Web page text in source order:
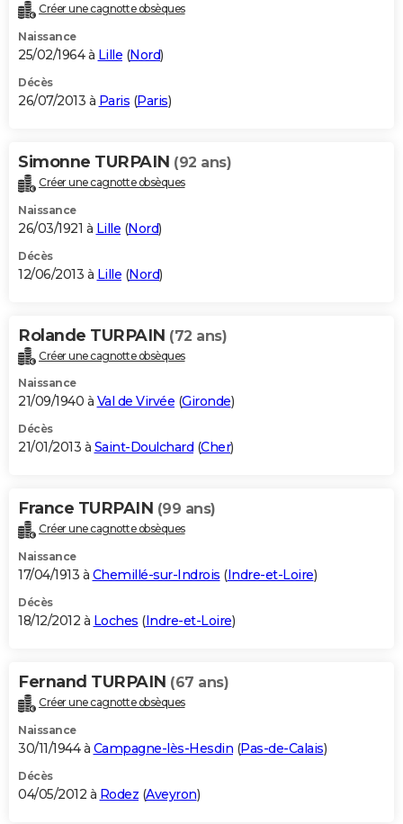
Créer une cagnotte obsèques
Naissance
25/02/1964 à Lille (Nord)
Décès
26/07/2013 à Paris (Paris)
Simonne TURPAIN (92 ans)
Créer une cagnotte obsèques
Naissance
26/03/1921 à Lille (Nord)
Décès
12/06/2013 à Lille (Nord)
Rolande TURPAIN (72 ans)
Créer une cagnotte obsèques
Naissance
21/09/1940 à Val de Virvée (Gironde)
Décès
21/01/2013 à Saint-Doulchard (Cher)
France TURPAIN (99 ans)
Créer une cagnotte obsèques
Naissance
17/04/1913 à Chemillé-sur-Indrois (Indre-et-Loire)
Décès
18/12/2012 à Loches (Indre-et-Loire)
Fernand TURPAIN (67 ans)
Créer une cagnotte obsèques
Naissance
30/11/1944 à Campagne-lès-Hesdin (Pas-de-Calais)
Décès
04/05/2012 à Rodez (Aveyron)